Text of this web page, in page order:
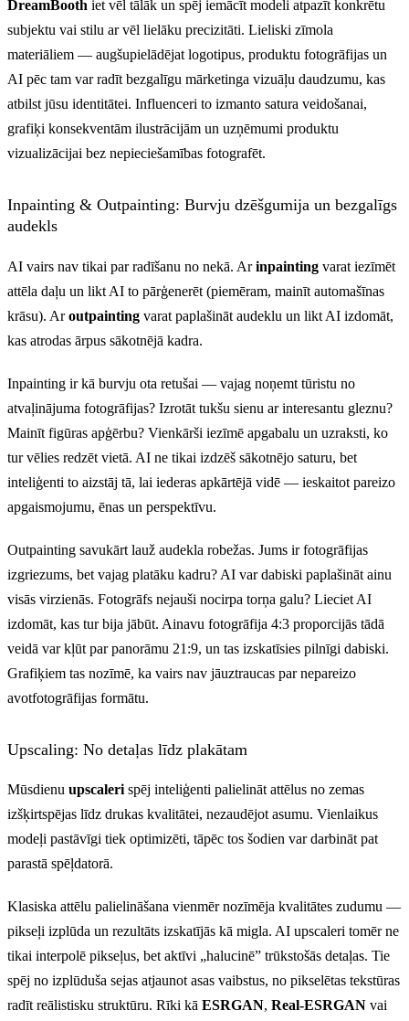
DreamBooth iet vēl tālāk un spēj iemācīt modeli atpazīt konkrētu
subjektu vai stilu ar vēl lielāku precizitāti. Lieliski zīmola
materiāliem — augšupielādējat logotipus, produktu fotogrāfijas un
AI pēc tam var radīt bezgalīgu mārketinga vizuāļu daudzumu, kas
atbilst jūsu identitātei. Influenceri to izmanto satura veidošanai,
grafiķi konsekventām ilustrācijām un uzņēmumi produktu
vizualizācijai bez nepieciešamības fotografēt.
Inpainting & Outpainting: Burvju dzēšgumija un bezgalīgs
audekls
AI vairs nav tikai par radīšanu no nekā. Arinpainting varat iezīmēt
attēla daļu un likt AI to pārģenerēt (piemēram, mainīt automašīnas
krāsu). Aroutpainting varat paplašināt audeklu un likt AI izdomāt,
kas atrodas ārpus sākotnējā kadra.
Inpainting ir kā burvju ota retušai — vajag noņemt tūristu no
atvaļinājuma fotogrāfijas? Izrotāt tukšu sienu ar interesantu gleznu?
Mainīt figūras apģērbu? Vienkārši iezīmē apgabalu un uzraksti, ko
tur vēlies redzēt vietā. AI ne tikai izdzēš sākotnējo saturu, bet
inteliģenti to aizstāj tā, lai iederas apkārtējā vidē — ieskaitot pareizo
apgaismojumu, ēnas un perspektīvu.
Outpainting savukārt lauž audekla robežas. Jums ir fotogrāfijas
izgriezums, bet vajag platāku kadru? AI var dabiski paplašināt ainu
visās virzienās. Fotogrāfs nejauši nocirpa torņa galu? Lieciet AI
izdomāt, kas tur bija jābūt. Ainavu fotogrāfija 4:3 proporcijās tādā
veidā var kļūt par panorāmu 21:9, un tas izskatīsies pilnīgi dabiski.
Grafiķiem tas nozīmē, ka vairs nav jāuztraucas par nepareizo
avotfotogrāfijas formātu.
Upscaling: No detaļas līdz plakātam
Mūsdienu upscaleri spēj inteliģenti palielināt attēlus no zemas
izšķirtspējas līdz drukas kvalitātei, nezaudējot asumu. Vienlaikus
modeļi pastāvīgi tiek optimizēti, tāpēc tos šodien var darbināt pat
parastā spēļdatorā.
Klasiska attēlu palielināšana vienmēr nozīmēja kvalitātes zudumu —
pikseļi izplūda un rezultāts izskatījās kā migla. AI upscaleri tomēr ne
tikai interpolē pikseļus, bet aktīvi „halucinē” trūkstošās detaļas. Tie
spēj no izplūduša sejas atjaunot asas vaibstus, no pikselētas tekstūras
radīt reālistisku struktūru. Rīki kā ESRGAN, Real-ESRGAN vai